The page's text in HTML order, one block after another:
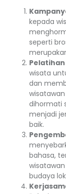
kepada
seperti
wisata
dan
dihormati
menjadi
baik.
bahasa,
budaya